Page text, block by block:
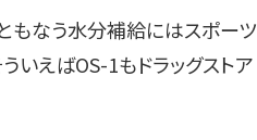
もなう水分補給にはスポーツ
いえばOS-1もドラッグストア